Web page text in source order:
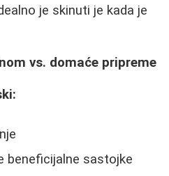
je skinuti je kada je
vs. domaće pripreme
beneficijalne sastojke